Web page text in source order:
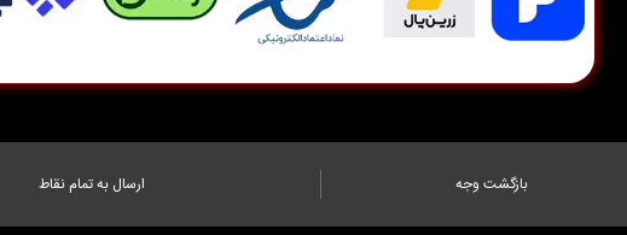
بازگشت وجه ارسال به تمام نقاط